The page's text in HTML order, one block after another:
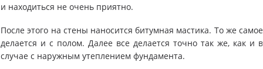
и находиться не очень приятно.
После этого на стены наносится битумная мастика. То же самое
делается и с полом. Далее все делается точно так же, как и в
случае с наружным утеплением фундамента.